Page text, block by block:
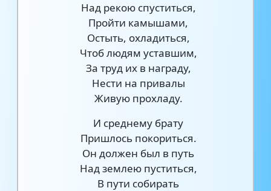
Над рекою спуститься,
Пройти камышами,
Остыть, охладиться,
Чтоб людям уставшим,
За труд их в награду,
Нести на привалы
Живую прохладу.
И среднему брату
Пришлось покориться.
Он должен был в путь
Над землею пуститься,
В пути собирать